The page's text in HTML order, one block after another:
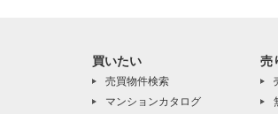
買いたい
売買物件検索
マンションカタログ
売